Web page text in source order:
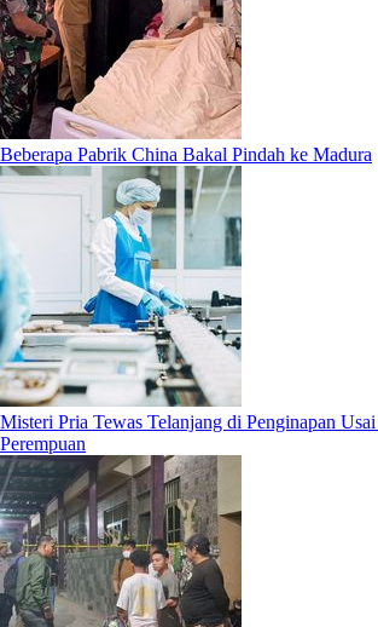
Beberapa Pabrik China Bakal Pindah ke Madura
Misteri Pria Tewas Telanjang di Penginapan
Perempuan